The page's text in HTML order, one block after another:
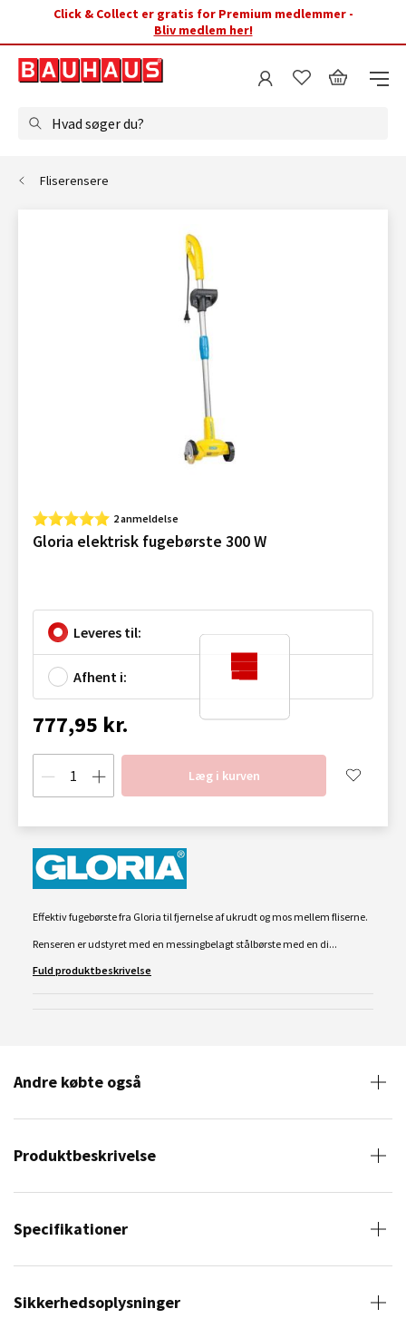
Click & Collect er gratis for Premium medlemmer -
Bliv medlem her!
Hvad søger du?
Fliserensere
2 anmeldelse
Gloria elektrisk fugebørste 300 W
Leveres til:
Afhent i:
777,95 kr.
Læg i kurven
Effektiv fugebørste fra Gloria til fjernelse af ukrudt og mos mellem fliserne.
Renseren er udstyret med en messingbelagt stålbørste med en di...
Fuld produktbeskrivelse
Andre købte også
Produktbeskrivelse
Specifikationer
Sikkerhedsoplysninger